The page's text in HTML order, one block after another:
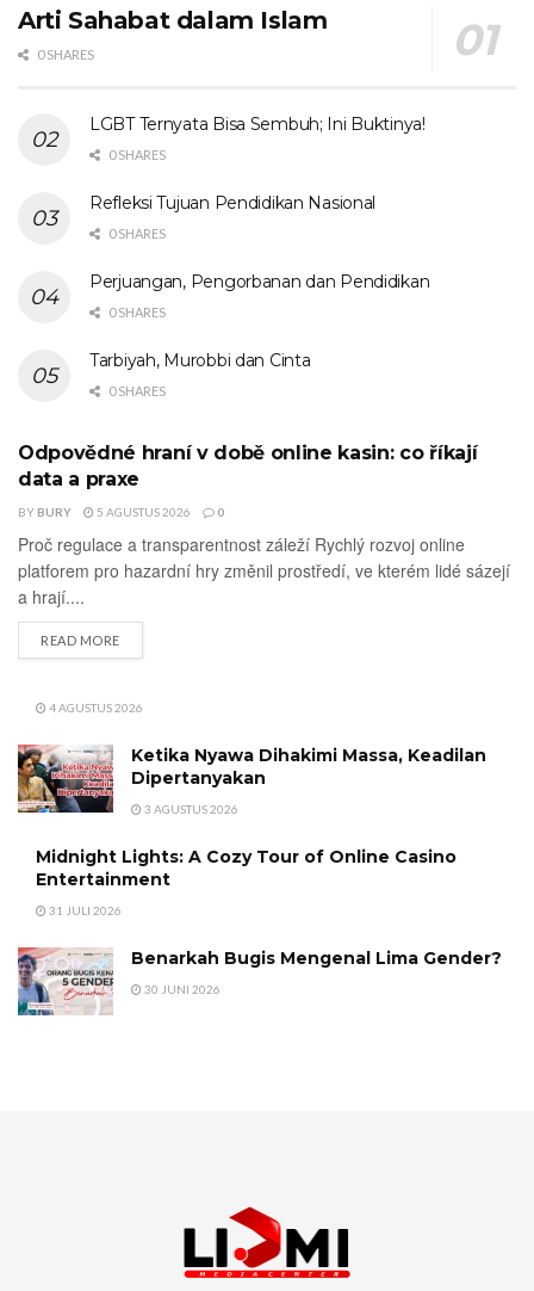
Arti Sahabat dalam Islam
0 SHARES
LGBT Ternyata Bisa Sembuh; Ini Buktinya!
0 SHARES
Refleksi Tujuan Pendidikan Nasional
0 SHARES
Perjuangan, Pengorbanan dan Pendidikan
0 SHARES
Tarbiyah, Murobbi dan Cinta
0 SHARES
UNCATEGORIZED
Odpovědné hraní v době online kasin: co říkají
data a praxe
BY BURY 5 AGUSTUS 2026 0
Proč regulace a transparentnost záleží Rychlý rozvoj online
platforem pro hazardní hry změnil prostředí, ve kterém lidé sázejí
a hrají....
READ MOREDETAILS
4 AGUSTUS 2026
Ketika Nyawa Dihakimi Massa, Keadilan
Dipertanyakan
3 AGUSTUS 2026
Midnight Lights: A Cozy Tour of Online Casino
Entertainment
31 JULI 2026
Benarkah Bugis Mengenal Lima Gender?
30 JUNI 2026